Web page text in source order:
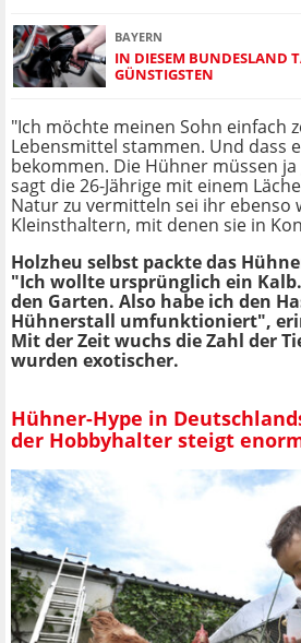
BAYERN
IN DIESEM BUNDESLAND
GÜNSTIGSTEN
"Ich möchte meinen Sohn einfach
Lebensmittel stammen. Und dass
bekommen. Die Hühner müssen
sagt die 26-Jährige mit einem
Natur zu vermitteln sei ihr ebenso
Kleinsthaltern, mit denen sie in
Holzheu selbst packte das
"Ich wollte ursprünglich ein
den Garten. Also habe ich den
Hühnerstall umfunktioniert",
Mit der Zeit wuchs die Zahl der
wurden exotischer.
Hühner-Hype in
der Hobbyhalter steigt